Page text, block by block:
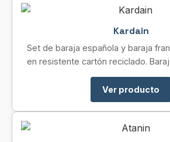
Kardain
Set de baraja española y baraja
en resistente cartón reciclado.
Ver producto